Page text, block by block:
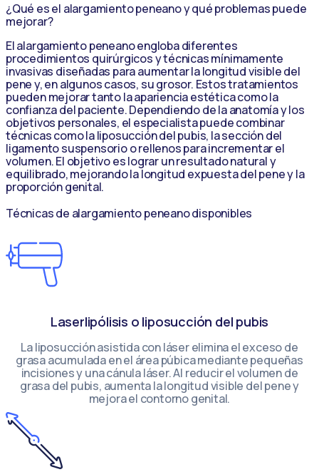
¿Qué es el alargamiento peneano y qué problemas puede
mejorar?
El alargamiento peneano engloba diferentes
procedimientos quirúrgicos y técnicas mínimamente
invasivas diseñadas para aumentar la longitud visible del
pene y, en algunos casos, su grosor. Estos tratamientos
pueden mejorar tanto la apariencia estética como la
confianza del paciente. Dependiendo de la anatomía y los
objetivos personales, el especialista puede combinar
técnicas como la liposucción del pubis, la sección del
ligamento suspensorio o rellenos para incrementar el
volumen. El objetivo es lograr un resultado natural y
equilibrado, mejorando la longitud expuesta del pene y la
proporción genital.
Técnicas de alargamiento peneano disponibles
Laserlipólisis o liposucción del pubis
La liposucción asistida con láser elimina el exceso de
grasa acumulada en el área púbica mediante pequeñas
incisiones y una cánula láser. Al reducir el volumen de
grasa del pubis, aumenta la longitud visible del pene y
mejora el contorno genital.